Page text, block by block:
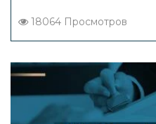
18064 Просмотров